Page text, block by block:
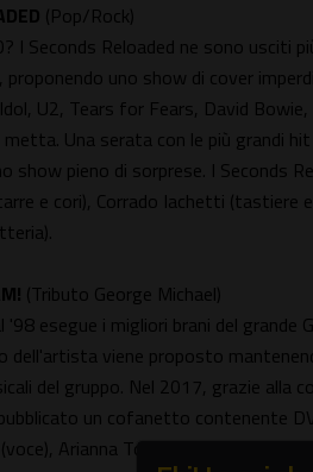
(Pop/Rock)
I Seconds Reloaded ne sono usciti
proponendo uno show di cover
U2, Tears for Fears, David
metta. Una serata con le più grandi
show pieno di sorprese. I Seconds
e cori), Corrado Iachetti (tastiere
(Tributo George Michael)
esegue i migliori brani del grande
dell'artista viene proposto
del gruppo. Nel 2017, grazie alla
un cofanetto contenente
Arianna Todero (cori),